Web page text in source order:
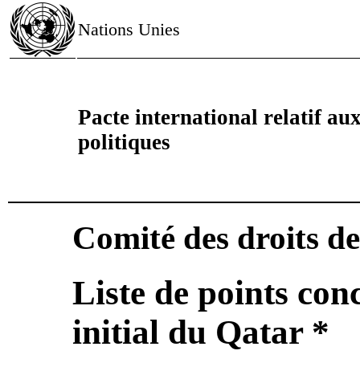
Nations Unies
Pacte international relatif
politiques
Comité des droits
Liste de points
initial du Qatar *